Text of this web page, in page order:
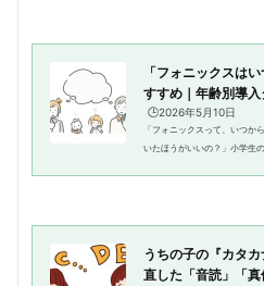
「フォニックスは
すすめ｜年齢別導
🕒️2026年5月10日
「フォニックスって、いつか
いたほうがいいの？」小学生
うちの子の『カタ
直した「音読」「